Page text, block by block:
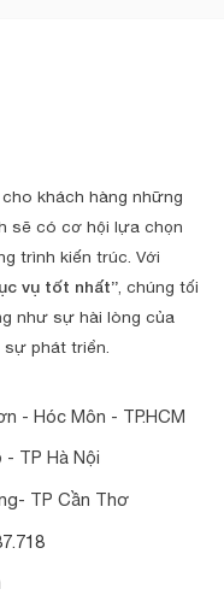
khách hàng những
sẽ có cơ hội lựa chọn
trình kiến trúc. Với
vụ tốt nhất”, chúng tối
như sự hài lòng của
phát triển.
- Hóc Môn - TP.HCM
- TP Hà Nội
TP Cần Thơ